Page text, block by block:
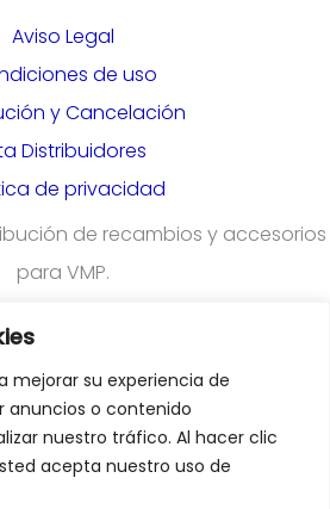
mejorar su experiencia de
anuncios o contenido
nuestro tráfico. Al hacer clic
acepta nuestro uso de
Aviso Legal
de uso
y Cancelación
Distribuidores
de privacidad
de recambios y accesorios
para VMP.
en nuestra plataforma para
Rellena el formulario
Comercial: